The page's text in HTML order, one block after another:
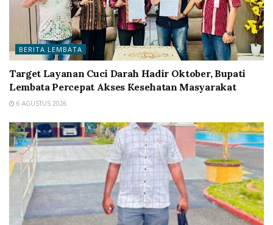
BERITA LEMBATA
Target Layanan Cuci Darah Hadir Oktober, Bupati
Lembata Percepat Akses Kesehatan Masyarakat
6 AGUSTUS 2026